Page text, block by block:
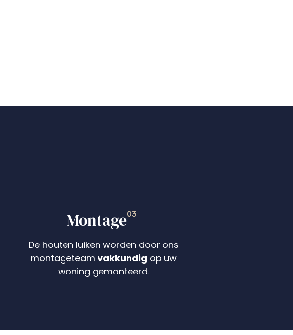
Montage03
De houten luiken worden door ons
montageteamvakkundig op uw
woning gemonteerd.